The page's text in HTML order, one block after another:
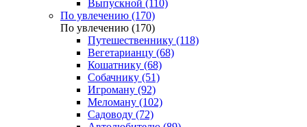
Выпускной (110)
По увлечению (170)
По увлечению (170)
Путешественнику (118)
Вегетарианцу (68)
Кошатнику (68)
Собачнику (51)
Игроману (92)
Меломану (102)
Садоводу (72)